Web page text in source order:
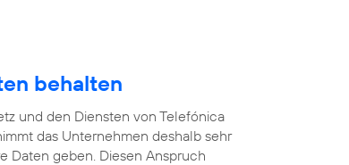
behalten
und den Diensten von Telefónica
das Unternehmen deshalb sehr
Daten geben. Diesen Anspruch